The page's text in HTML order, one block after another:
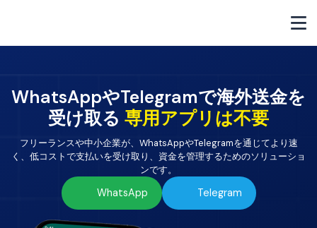
WhatsAppやTelegramで海外送金を
受け取る 専用アプリは不要
フリーランスや中小企業が、WhatsAppやTelegramを通じてより速
く、低コストで支払いを受け取り、資金を管理するためのソリューショ
ンです。
WhatsApp Telegram